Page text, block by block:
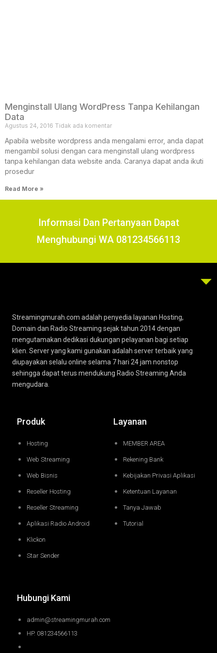
Menginstall Ulang WordPress Tanpa Kehilangan
Data
Agustus 24, 2016 Tidak ada komentar
Apabila website wordpress anda mengalami error, anda dapat
mengambil solusi dengan cara menginstall ulang wordpress
tanpa kehilangan data website anda. Caranya dapat anda ikuti
prosedur
Read More »
Informasi Dan Pertanyaan Dapat
Menghubungi WA 081234566113
Streamingmurah.com adalah penyedia layanan Hosting,
Domain dan Radio Streaming sejak tahun 2014 dengan
mengutamakan dedikasi dukungan pelayanan bagi setiap
klien. Server yang kami gunakan adalah server terbaik yang
diupayakan selalu online selama 7 hari 24 jam nonstop
sehingga dapat terus mendukung Radio Streaming Anda
mengudara.
Produk
Hosting
Web Streaming
Web Bisnis
Reseller Hosting
Reseller Streaming
Aplikasi Radio Android
Klickon
Star Sender
Layanan
MEMBER AREA
Rekening Bank
Kebijakan Privasi Aplikasi
Ketentuan Layanan
Tanya Jawab
Tutorial
Hubungi Kami
admin@streamingmurah.com
HP. 081234566113